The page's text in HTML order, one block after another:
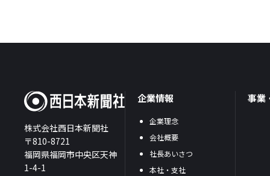
株式会社西日本新聞社
〒810-8721
福岡県福岡市中央区天神
1-4-1
企業情報
企業理念
会社概要
社長あいさつ
本社・支社
事業